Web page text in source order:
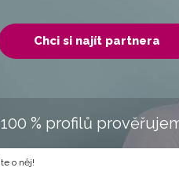
Chci si najít partnera
100 % profilů
o něj!